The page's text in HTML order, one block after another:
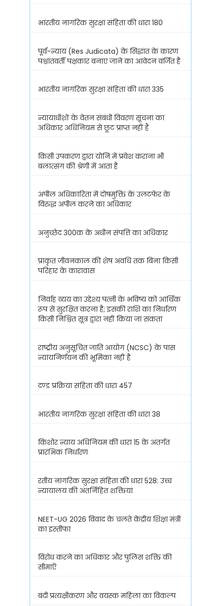
भारतीय नागरिक सुरक्षा संहिता की धारा 180
पूर्व-न्याय (Res Judicata) के सिद्धांत के कारण
पश्चातवर्ती पक्षकार बनाए जाने का आवेदन वर्जित है
भारतीय नागरिक सुरक्षा संहिता की धारा 335
न्यायाधीशों के वेतन संबंधी विवरण सूचना का
अधिकार अधिनियम से छूट प्राप्त नहीं हैं
किसी उपकरण द्वारा योनि में प्रवेश कराना भी
बलात्संग की श्रेणी में आता है
अपील अधिकारिता में दोषमुक्ति के उलटफेर के
विरुद्ध अपील करने का अधिकार
अनुच्छेद 300क के अधीन संपत्ति का अधिकार
प्राकृत जीवनकाल की शेष अवधि तक बिना किसी
परिहार के कारावास
निर्वाह व्यय का उद्देश्य पत्नी के भविष्य को आर्थिक
रूप से सुरक्षित करना है; इसकी राशि का निर्धारण
किसी निश्चित सूत्र द्वारा नहीं किया जा सकता
राष्ट्रीय अनुसूचित जाति आयोग (NCSC) के पास
न्यायनिर्णयन की भूमिका नहीं है
दण्ड प्रक्रिया संहिता की धारा 457
भारतीय नागरिक सुरक्षा संहिता की धारा 38
किशोर न्याय अधिनियम की धारा 15 के अंतर्गत
प्रारंभिक निर्धारण
रतीय नागरिक सुरक्षा संहिता की धारा 528: उच्च
न्यायालय की अंतर्निहित शक्तियां
NEET-UG 2026 विवाद के चलते केंद्रीय शिक्षा मंत्री
का इस्तीफा
विरोध करने का अधिकार और पुलिस शक्ति की
सीमाएँ
बंदी प्रत्यक्षीकरण और वयस्क महिला का विकल्प